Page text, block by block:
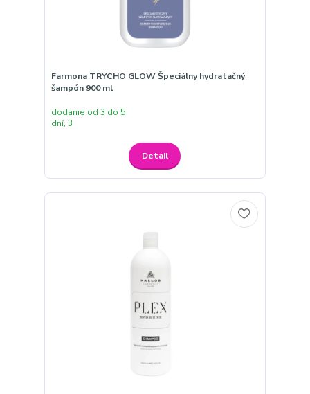
Farmona TRYCHO GLOW Špeciálny hydratačný
šampón 900 ml
dodanie od 3 do 5
dní, 3
Detail